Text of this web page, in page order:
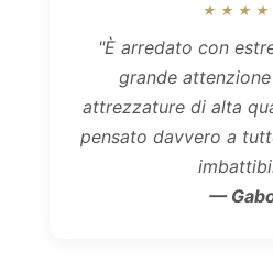
"È arredato con
grande
attrezzature di alta
pensato davvero a
—